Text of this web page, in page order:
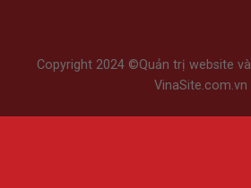
Copyright 2024 ©Quản trị website và
VinaSite.com.vn